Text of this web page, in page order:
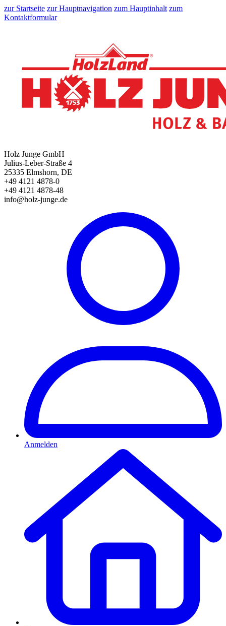
zur Startseite zur Hauptnavigation zum Hauptinhalt zum
Kontaktformular
Holz Junge GmbH
Julius-Leber-Straße 4
25335 Elmshorn, DE
+49 4121 4878-0
+49 4121 4878-48
info@holz-junge.de
Anmelden